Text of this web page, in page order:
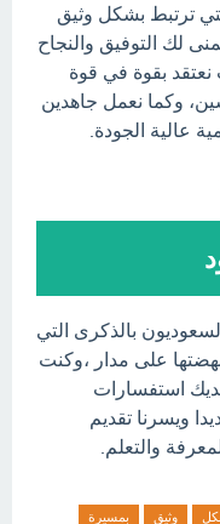
ترتبط بشكل وثيق
لك التوفيق والنجاح
نعتقد بقوة في قوة
وكما نعمل جاهدين
عالية الجودة.
بالذكرى التي
على مدار ،وكنت
استفسارات
ويسرنا تقديم
والتعلم.
وثيق
بمسيرة